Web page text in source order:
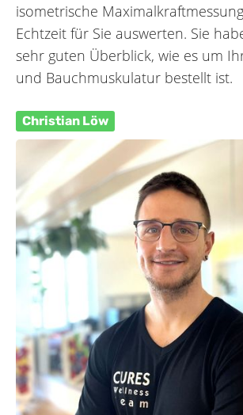
isometrische
Echtzeit für Sie auswerten. Sie
sehr guten Überblick, wie es um
und Bauch­muskulatur bestellt ist.
Christian Löw